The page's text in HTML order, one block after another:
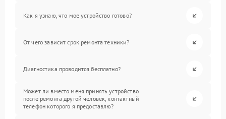
Как я узнаю, что мое устройство готово?
От чего зависит срок ремонта техники?
Диагностика проводится бесплатно?
Может ли вместо меня принять устройство
после ремонта другой человек, контактный
телефон которого я предоставлю?